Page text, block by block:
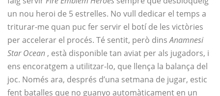
un nou heroi de 5 estrelles. No vull dedicar el temps a
triturar-me quan puc fer servir el botí de les victòries
per accelerar el procés. Té sentit, però dinsAnamnesi
Star Ocean , està disponible tan aviat per als jugadors, i
ens encoratgem a utilitzar-lo, que llença la balança del
joc. Només ara, després d’una setmana de jugar, estic
fent batalles que no guanyo automàticament en un